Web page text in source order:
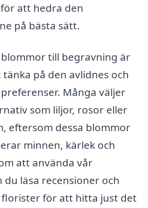
att hedra den
på bästa sätt.
till begravning är
på den avlidnes och
Många väljer
som liljor, rosor eller
eftersom dessa blommor
minnen, kärlek och
att använda vår
läsa recensioner och
för att hitta just det